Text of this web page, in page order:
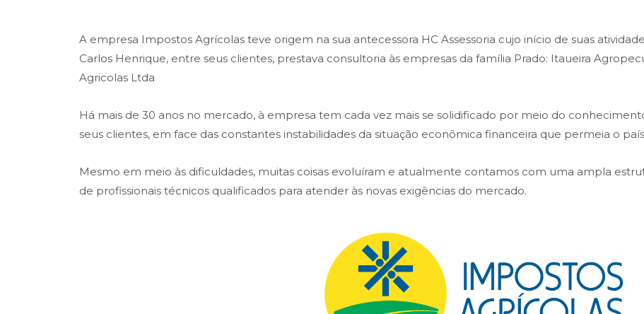
A empresa Impostos Agrícolas teve origem na sua antecessora HC Assessoria cujo início de suas
Carlos Henrique, entre seus clientes, prestava consultoria às empresas da família Prado: Itaueira
Agricolas Ltda
Há mais de 30 anos no mercado, à empresa tem cada vez mais se solidificado por meio do
seus clientes, em face das constantes instabilidades da situação econômica financeira que permeia o
Mesmo em meio às dificuldades, muitas coisas evoluíram e atualmente contamos com uma ampla
de profissionais técnicos qualificados para atender às novas exigências do mercado.